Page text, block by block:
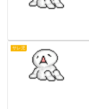
サレ児